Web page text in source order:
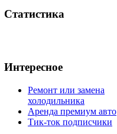
Статистика
Интересное
Ремонт или замена
холодильника
Аренда премиум авто
Тик-ток подписчики